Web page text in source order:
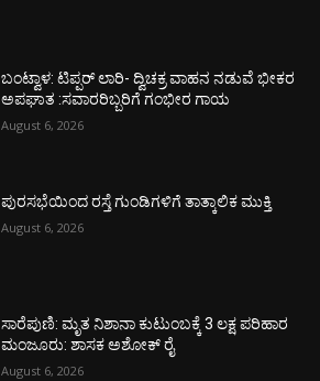
ಬಂಟ್ವಾಳ: ಟಿಪ್ಪರ್ ಲಾರಿ- ದ್ವಿಚಕ್ರ ವಾಹನ ನಡುವೆ ಭೀಕರ
ಅಪಘಾತ :ಸವಾರರಿಬ್ಬರಿಗೆ ಗಂಭೀರ ಗಾಯ
August 6, 2026
ಪುರಸಭೆಯಿಂದ ರಸ್ತೆ ಗುಂಡಿಗಳಿಗೆ ತಾತ್ಕಾಲಿಕ ಮುಕ್ತಿ
August 6, 2026
ಸಾರೆಪುಣಿ: ಮೃತ ನಿಶಾನಾ ಕುಟುಂಬಕ್ಕೆ 3 ಲಕ್ಷ ಪರಿಹಾರ
ಮಂಜೂರು: ಶಾಸಕ ಅಶೋಕ್ ರೈ
August 6, 2026